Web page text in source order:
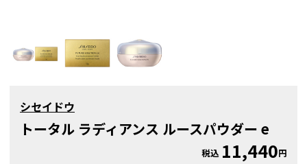
シセイドウ
トータル ラディアンス ルースパウダー e
税込 11,440円